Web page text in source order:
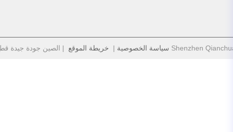
سياسة الخصوصية | خريطة الموقع